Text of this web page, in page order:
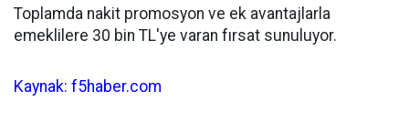
Toplamda nakit promosyon ve ek avantajlarla
emeklilere 30 bin TL'ye varan fırsat sunuluyor.
Kaynak: f5haber.com